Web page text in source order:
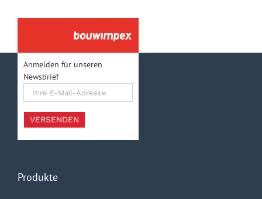
Anmelden für unseren
Newsbrief
Adresse
VERSENDEN
Produkte